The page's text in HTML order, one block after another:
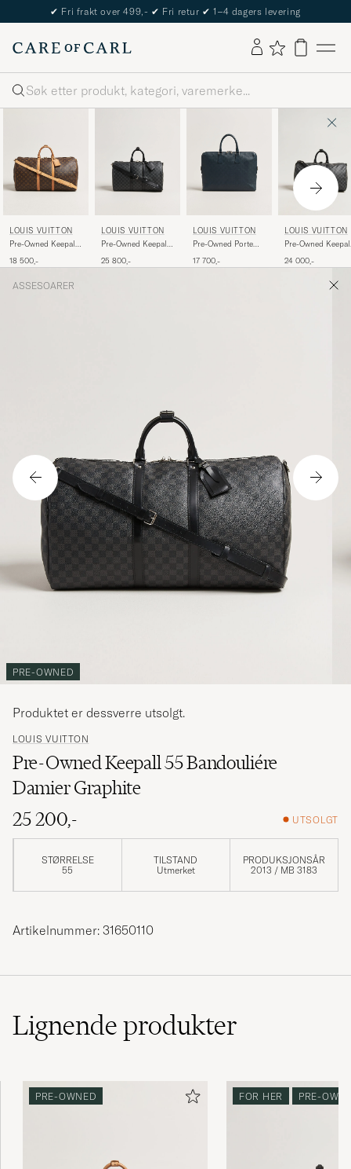
✔ Fri frakt over 499,- ✔ Fri retur ✔ 1–4 dagers levering
Søk
LOUIS VUITTON
Pre-Owned Keepall
Monogram
18 500,-
LOUIS VUITTON
Pre-Owned Keepall
Damier graphite
25 800,-
LOUIS VUITTON
Pre-Owned Porte
Damier Infini Onyx
17 700,-
LOUIS VUITTON
Pre-Owned
Damier Graphite
24 000,-
ASSESOARER
PRE-OWNED
LOUIS VUITTON
Pre-Owned Keepall 55 Bandouliére
Damier Graphite
25 200,-
UTSOLGT
STØRRELSE
55
TILSTAND
Utmerket
PRODUKSJONSÅR
2013 / MB 3183
Produktet er dessverre utsolgt.
Artikelnummer: 31650110
Lignendeprodukter
PRE-OWNED FOR HER PRE-